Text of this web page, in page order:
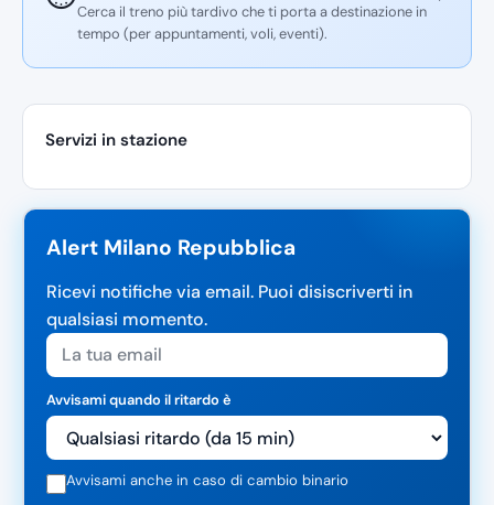
Cerca il treno più tardivo che ti porta a destinazione in
tempo (per appuntamenti, voli, eventi).
Servizi in stazione
Alert Milano Repubblica
Ricevi notifiche via email. Puoi disiscriverti in
qualsiasi momento.
Avvisami quando il ritardo è
Avvisami anche in caso di cambio binario